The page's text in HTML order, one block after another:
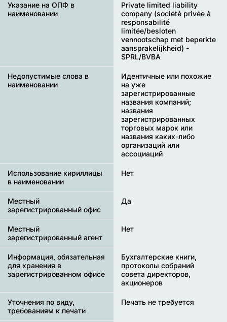
Указание на ОПФ в
наименовании
Private limited liability
company (société privée à
responsabilité
limitée/besloten
vennootschap met beperkte
aansprakelijkheid) -
SPRL/BVBA
Недопустимые слова в
наименовании
Идентичные или похожие
на уже
зарегистрированные
названия компаний;
названия
зарегистрированных
торговых марок или
названия каких-либо
организаций или
ассоциаций
Использование кириллицы
в наименовании
Нет
Местный
зарегистрированный офис
Да
Местный
зарегистрированный агент
Нет
Информация, обязательная
для хранения в
зарегистрированном офисе
Бухгалтерские книги,
протоколы собраний
совета директоров,
акционеров
Уточнения по виду,
требованиям к печати
Печать не требуется